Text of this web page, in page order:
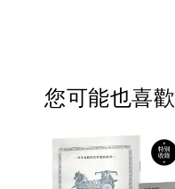
您可能也喜歡